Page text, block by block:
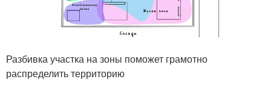
Разбивка участка на зоны поможет грамотно
распределить территорию